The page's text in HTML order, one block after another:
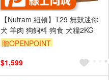
【Nutram 紐頓】T29 無穀迷你
犬 羊肉 狗飼料 狗食 犬糧2KG
贈OPENPOINT
$1,599